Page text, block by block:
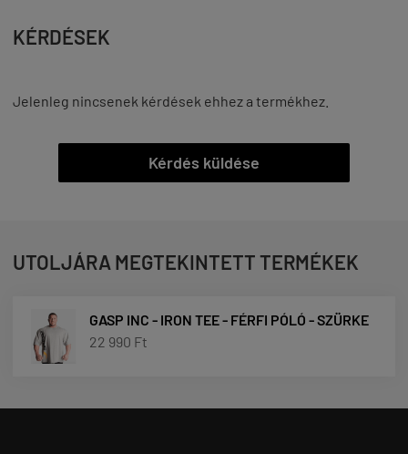
KÉRDÉSEK
Jelenleg nincsenek kérdések ehhez a termékhez.
Kérdés küldése
UTOLJÁRA MEGTEKINTETT TERMÉKEK
GASP INC - IRON TEE - FÉRFI PÓLÓ - SZÜRKE
22 990 Ft